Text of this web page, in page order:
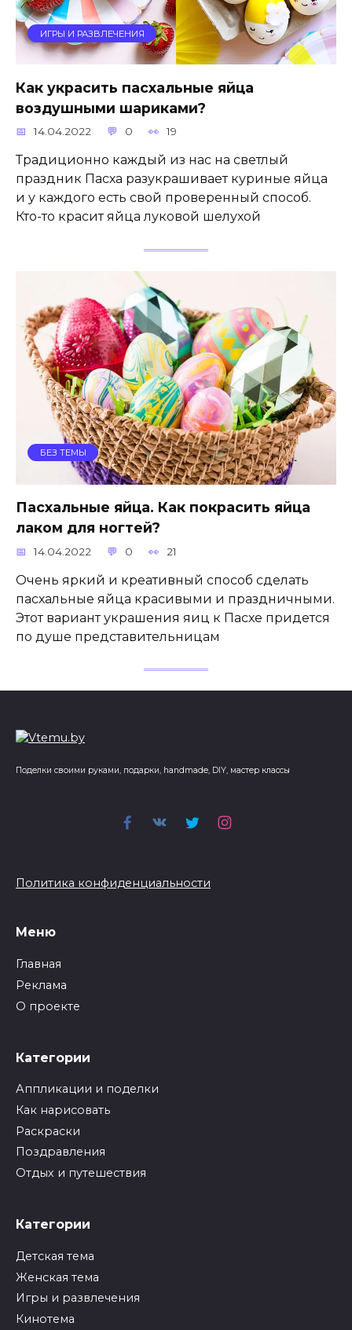
ИГРЫ И РАЗВЛЕЧЕНИЯ
Как украсить пасхальные яйца
воздушными шариками?
14.04.2022 0 19
Традиционно каждый из нас на светлый
праздник Пасха разукрашивает куриные яйца
и у каждого есть свой проверенный способ.
Кто-то красит яйца луковой шелухой
БЕЗ ТЕМЫ
Пасхальные яйца. Как покрасить яйца
лаком для ногтей?
14.04.2022 0 21
Очень яркий и креативный способ сделать
пасхальные яйца красивыми и праздничными.
Этот вариант украшения яиц к Пасхе придется
по душе представительницам
Поделки своими руками, подарки, handmade, DIY, мастер классы
Политика конфиденциальности
Меню
Главная
Реклама
О проекте
Категории
Аппликации и поделки
Как нарисовать
Раскраски
Поздравления
Отдых и путешествия
Категории
Детская тема
Женская тема
Игры и развлечения
Кинотема